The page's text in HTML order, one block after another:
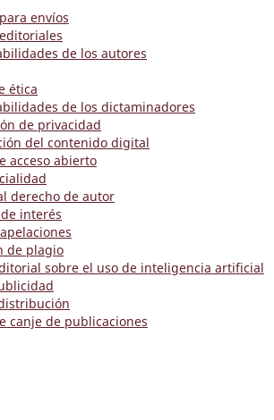
envíos
de los autores
ética
de los dictaminadores
de privacidad
del contenido digital
acceso abierto
derecho de autor
interés
de plagio
sobre el uso de inteligencia artificial
canje de publicaciones